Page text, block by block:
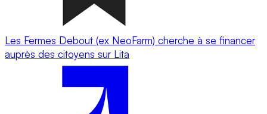
Les Fermes Debout (ex NeoFarm) cherche à se financer
auprès des citoyens sur Lita